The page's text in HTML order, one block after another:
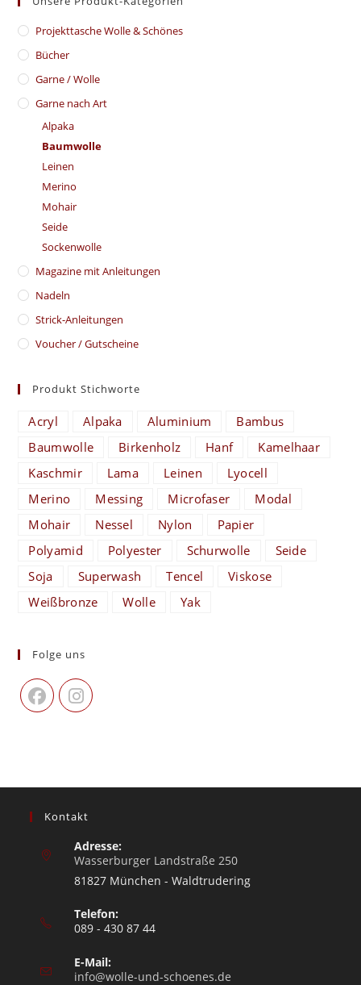
​Projekttasche Wolle & Schönes
Bücher
Garne / Wolle
Garne nach Art
Alpaka
Baumwolle
Leinen
Merino
Mohair
Seide
Sockenwolle
Magazine mit Anleitungen
Nadeln
Strick-Anleitungen
Voucher / Gutscheine
Produkt Stichworte
Acryl Alpaka Aluminium
Bambus
Baumwolle
Birkenholz Hanf
Kamelhaar
Kaschmir
Lama Leinen
Lyocell
Merino
Messing Microfaser
Modal
Mohair
Nessel Nylon
Papier
Polyamid
Polyester Schurwolle
Seide
Soja
Superwash Tencel
Viskose
Weißbronze
Wolle Yak
Folge uns
Kontakt
Adresse:
Wasserburger Landstraße 250
81827 München - Waldtrudering
Telefon:
089 - 430 87 44
E-Mail:
info@wolle-und-schoenes.de